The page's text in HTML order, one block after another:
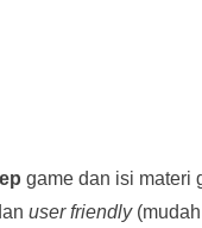
game dan isi materi
user friendly